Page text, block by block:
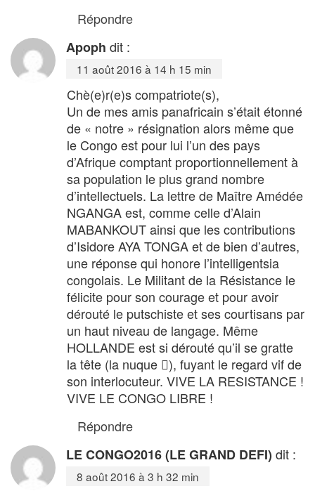
Répondre
Apoph dit :
11 août 2016 à 14 h 15 min
Chè(e)r(e)s compatriote(s),
Un de mes amis panafricain s’était étonné
de « notre » résignation alors même que
le Congo est pour lui l’un des pays
d’Afrique comptant proportionnellement à
sa population le plus grand nombre
d’intellectuels. La lettre de Maître Amédée
NGANGA est, comme celle d’Alain
MABANKOUT ainsi que les contributions
d’Isidore AYA TONGA et de bien d’autres,
une réponse qui honore l’intelligentsia
congolais. Le Militant de la Résistance le
félicite pour son courage et pour avoir
dérouté le putschiste et ses courtisans par
un haut niveau de langage. Même
HOLLANDE est si dérouté qu’il se gratte
la tête (la nuque ), fuyant le regard vif de
son interlocuteur. VIVE LA RESISTANCE !
VIVE LE CONGO LIBRE !
Répondre
LE CONGO2016 (LE GRAND DEFI) dit :
8 août 2016 à 3 h 32 min